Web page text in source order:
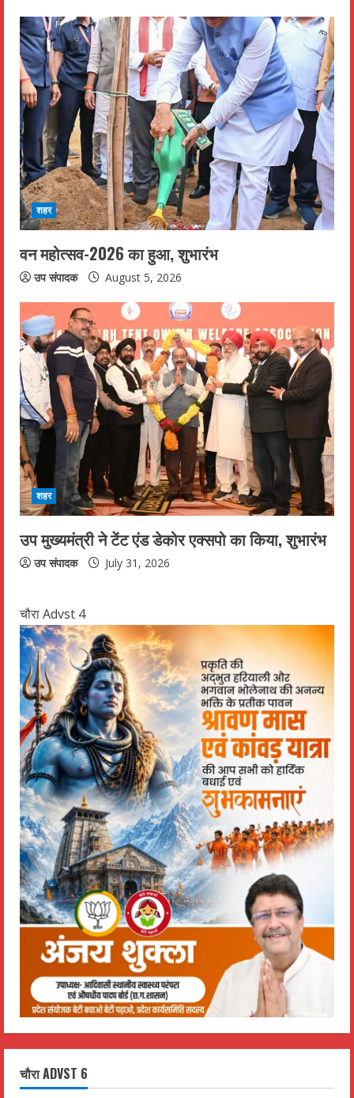
शहर
वन महोत्सव-2026 का हुआ, शुभारंभ
उप संपादक August 5, 2026
शहर
उप मुख्यमंत्री ने टेंट एंड डेकोर एक्सपो का किया, शुभारंभ
उप संपादक July 31, 2026
चौरा Advst 4
चौरा ADVST 6